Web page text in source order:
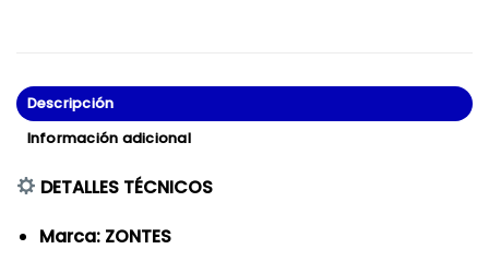
Descripción
Información adicional
DETALLES TÉCNICOS
Marca: ZONTES